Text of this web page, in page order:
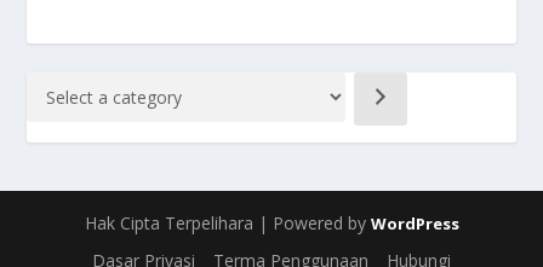
Hak Cipta Terpelihara | Powered by WordPress
Dasar Privasi Terma Penggunaan Hubungi